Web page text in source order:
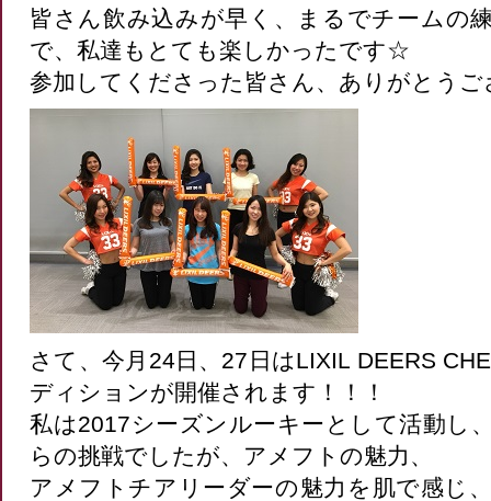
皆さん飲み込みが早く、まるでチームの
で、私達もとても楽しかったです☆
参加してくださった皆さん、ありがとう
さて、今月24日、27日はLIXIL DEERS
ディションが開催されます！！！
私は2017シーズンルーキーとして活動し
らの挑戦でしたが、アメフトの魅力、
アメフトチアリーダーの魅力を肌で感じ